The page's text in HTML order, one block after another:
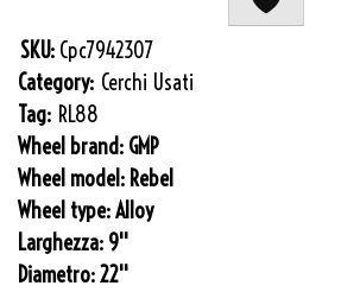
SKU: Cpc7942307
Category: Cerchi Usati
Tag: RL88
Wheel brand: GMP
Wheel model: Rebel
Wheel type:Alloy
Larghezza: 9''
Diametro:22''